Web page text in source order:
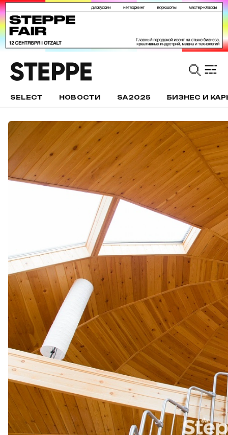
SELECT НОВОСТИ SA2025 БИЗНЕС И